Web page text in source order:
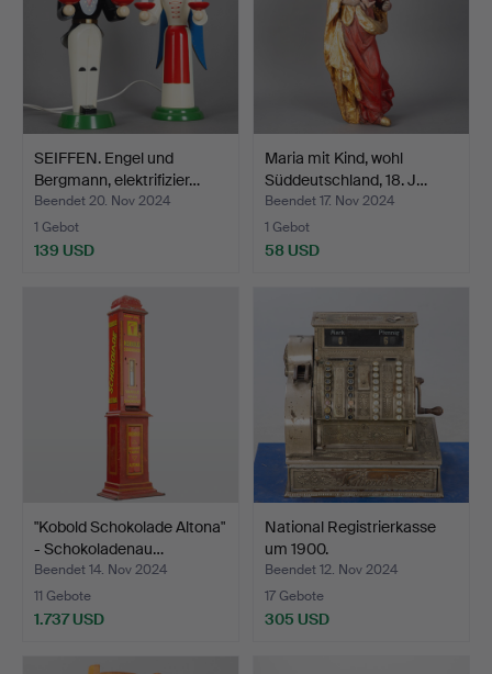
SEIFFEN. Engel und
Bergmann, elektrifizier…
Beendet 20. Nov 2024
1 Gebot
139 USD
Maria mit Kind, wohl
Süddeutschland, 18. J…
Beendet 17. Nov 2024
1 Gebot
58 USD
"Kobold Schokolade Altona"
- Schokoladenau…
Beendet 14. Nov 2024
11 Gebote
1.737 USD
National Registrierkasse
um 1900.
Beendet 12. Nov 2024
17 Gebote
305 USD